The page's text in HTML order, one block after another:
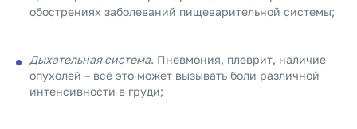
обострениях заболеваний пищеварительной системы;
Дыхательная система. Пневмония, плеврит, наличие
опухолей – всё это может вызывать боли различной
интенсивности в груди;